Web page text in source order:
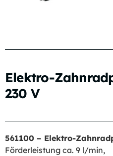
Elektro-
230 V
561100 – Elektro-
Förderleistung ca. 9 l/min,